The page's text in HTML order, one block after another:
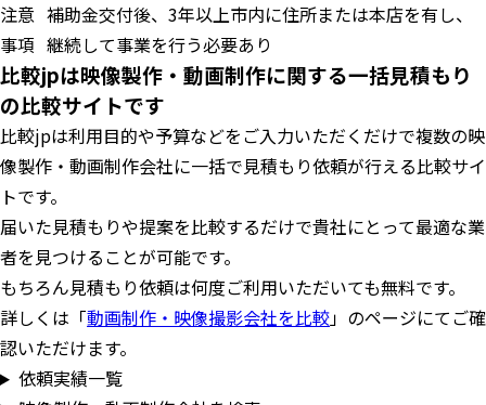
注意
事項
補助金交付後、3年以上市内に住所または本店を有し、
継続して事業を行う必要あり
比較jpは映像製作・動画制作に関する一括見積もり
の比較サイトです
比較jpは利用目的や予算などをご入力いただくだけで複数の映
像製作・動画制作会社に一括で見積もり依頼が行える比較サイ
トです。
届いた見積もりや提案を比較するだけで貴社にとって最適な業
者を見つけることが可能です。
もちろん見積もり依頼は何度ご利用いただいても無料です。
詳しくは「動画制作・映像撮影会社を比較」のページにてご確
認いただけます。
依頼実績一覧